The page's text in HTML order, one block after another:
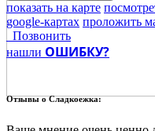
показать на карте
google-картах проложить
Позвонить
нашли ОШИБКУ?
Отзывы оСладкоежка: